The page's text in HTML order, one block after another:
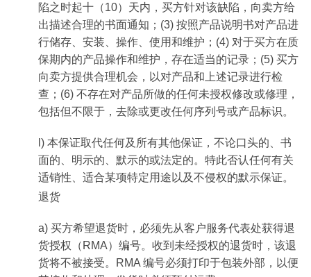
陷之时起十（10）天内，买方针对该缺陷，向卖方给
出描述合理的书面通知；(3) 按照产品说明书对产品进
行储存、安装、操作、使用和维护；(4) 对于买方在质
保期内的产品操作和维护，存在适当的记录；(5) 买方
向卖方提供合理机会，以对产品和上述记录进行检
查；(6) 不存在对产品所做的任何未授权修改或修理，
包括但不限于，去除或更改任何序列号或产品标识。
l) 本保证取代任何及所有其他保证，不论口头的、书
面的、明示的、默示的或法定的。特此否认任何有关
适销性、适合某项特定用途以及不侵权的默示保证。
退货
a) 买方希望退货时，必须先从客户服务代表处获得退
货授权（RMA）编号。收到未经授权的退货时，该退
货将不被接受。RMA 编号必须打印于包装外部，以便